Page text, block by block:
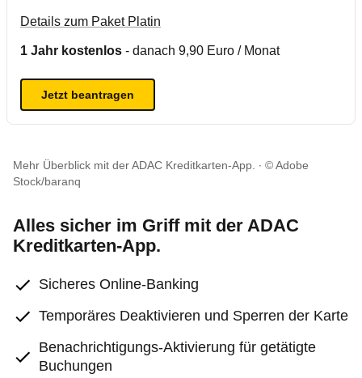
Details zum Paket Platin
1 Jahr kostenlos - danach 9,90 Euro / Monat
Jetzt beantragen
Mehr Überblick mit der ADAC Kreditkarten-App.
© Adobe
Stock/baranq
Alles sicher im Griff mit der ADAC
Kreditkarten-App.
Sicheres Online-Banking
Temporäres Deaktivieren und Sperren der Karte
Benachrichtigungs-Aktivierung für getätigte
Buchungen